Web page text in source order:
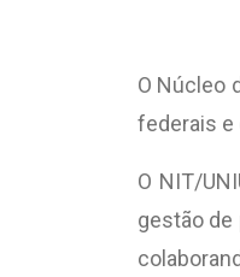
O Núcleo
federais e
O NIT/
gestão